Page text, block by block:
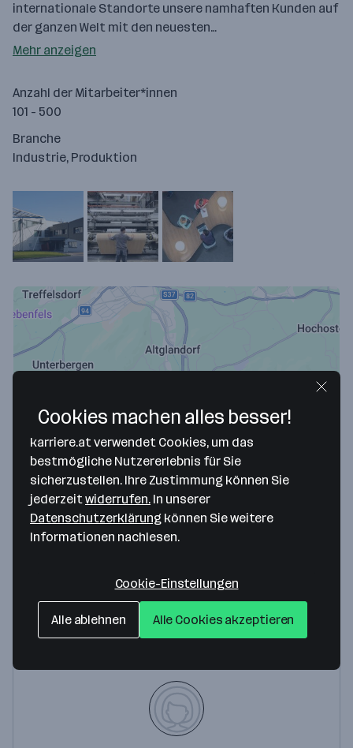
internationale Standorte unsere namhaften Kunden auf
der ganzen Welt mit den neuesten…
Mehr anzeigen
Anzahl der Mitarbeiter*innen
101 - 500
Branche
Industrie, Produktion
Map data ©2026 Google
IMPRESS DECOR AUSTRIA GMBH
Zollfeldstrasse 90
9300 St. Veit an der Glan— Route berechnen
Ansprechperson
Cookies machen alles besser!
karriere.at verwendet Cookies, um das
bestmögliche Nutzererlebnis für Sie
sicherzustellen. Ihre Zustimmung können Sie
jederzeit widerrufen. In unserer
Datenschutzerklärung können Sie weitere
Informationen nachlesen.
Cookie-Einstellungen
Alle ablehnen Alle Cookies akzeptieren